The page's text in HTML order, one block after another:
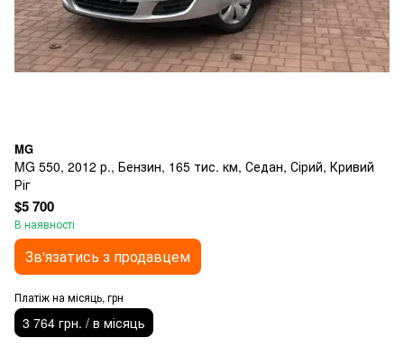
MG
MG 550, 2012 р., Бензин, 165 тис. км, Седан, Сірий, Кривий
Ріг
$5 700
В наявності
Зв'язатись з продавцем
Платіж на місяць, грн
3 764 грн. / в місяць